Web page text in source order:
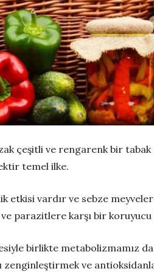
çeşitli ve rengarenk bir
temel ilke.
etkisi vardır ve sebze
parazitlere karşı bir
birlikte metabolizmamız
zenginleştirmek ve